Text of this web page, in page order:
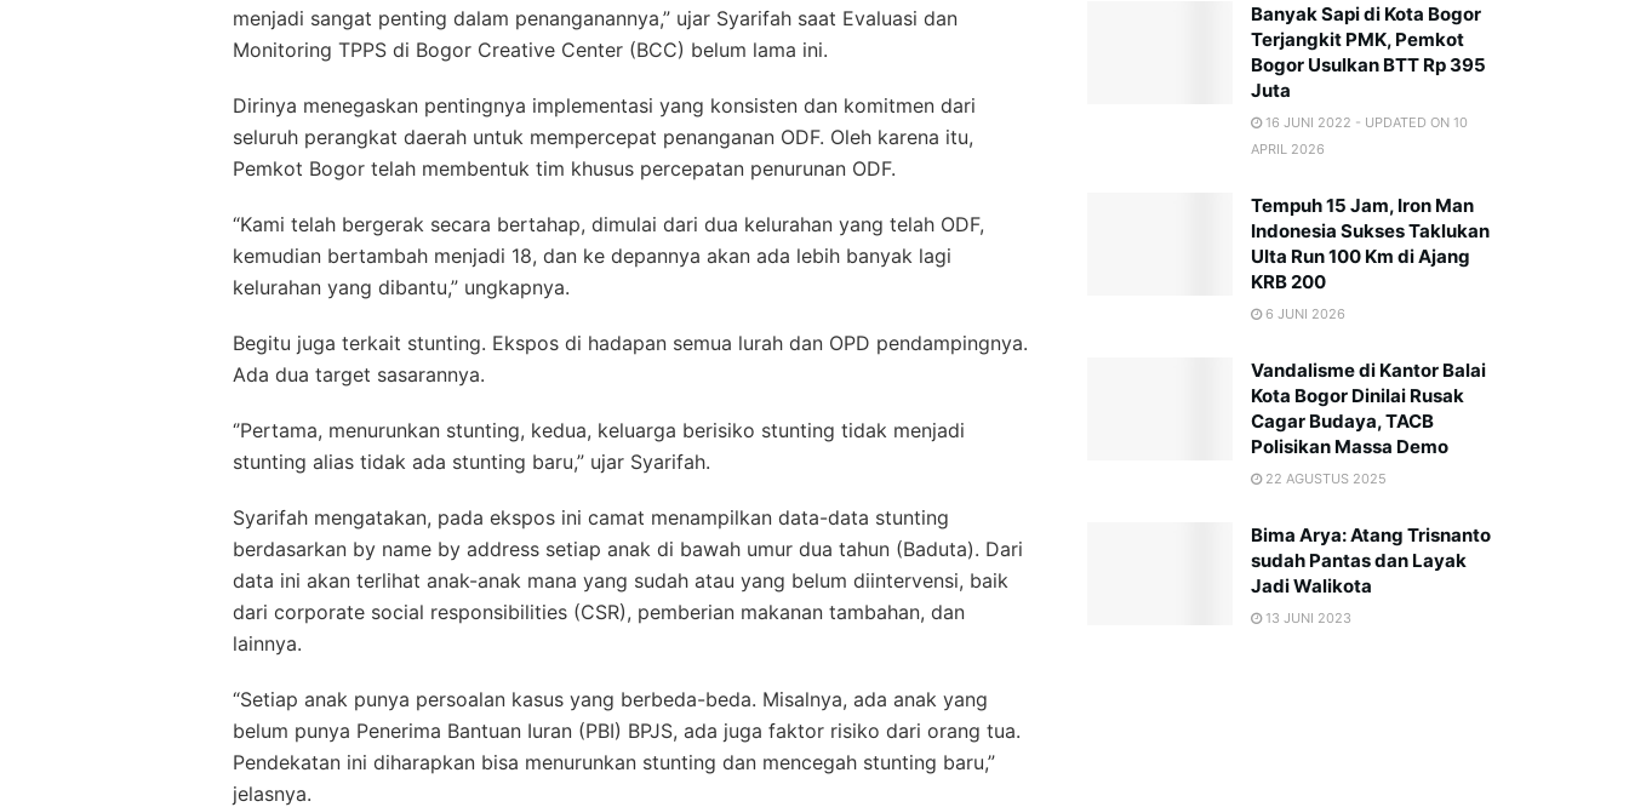
menjadi sangat penting dalam penanganannya,” ujar Syarifah saat Evaluasi dan
Monitoring TPPS di Bogor Creative Center (BCC) belum lama ini.
Dirinya menegaskan pentingnya implementasi yang konsisten dan komitmen dari
seluruh perangkat daerah untuk mempercepat penanganan ODF. Oleh karena itu,
Pemkot Bogor telah membentuk tim khusus percepatan penurunan ODF.
“Kami telah bergerak secara bertahap, dimulai dari dua kelurahan yang telah ODF,
kemudian bertambah menjadi 18, dan ke depannya akan ada lebih banyak lagi
kelurahan yang dibantu,” ungkapnya.
Begitu juga terkait stunting. Ekspos di hadapan semua lurah dan OPD pendampingnya.
Ada dua target sasarannya.
‘’Pertama, menurunkan stunting, kedua, keluarga berisiko stunting tidak menjadi
stunting alias tidak ada stunting baru,” ujar Syarifah.
Syarifah mengatakan, pada ekspos ini camat menampilkan data-data stunting
berdasarkan by name by address setiap anak di bawah umur dua tahun (Baduta). Dari
data ini akan terlihat anak-anak mana yang sudah atau yang belum diintervensi, baik
dari corporate social responsibilities (CSR), pemberian makanan tambahan, dan
lainnya.
“Setiap anak punya persoalan kasus yang berbeda-beda. Misalnya, ada anak yang
belum punya Penerima Bantuan Iuran (PBI) BPJS, ada juga faktor risiko dari orang tua.
Pendekatan ini diharapkan bisa menurunkan stunting dan mencegah stunting baru,”
jelasnya.
Banyak Sapi di Kota Bogor
Terjangkit PMK, Pemkot
Bogor Usulkan BTT Rp 395
Juta
16 JUNI 2022 - UPDATED ON 10
APRIL 2026
Tempuh 15 Jam, Iron Man
Indonesia Sukses Taklukan
Ulta Run 100 Km di Ajang
KRB 200
6 JUNI 2026
Vandalisme di Kantor Balai
Kota Bogor Dinilai Rusak
Cagar Budaya, TACB
Polisikan Massa Demo
22 AGUSTUS 2025
Bima Arya: Atang Trisnanto
sudah Pantas dan Layak
Jadi Walikota
13 JUNI 2023